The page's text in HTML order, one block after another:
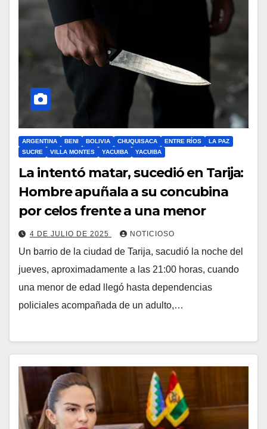
ARGENTINA BENI BOLIVIA CHUQUISACA ENTRE RÍOS
LA PAZ
SUCRE
VILLA MONTES YACUIBA YACUIBA
La intentó matar, sucedió en Tarija:
Hombre apuñala a su concubina
por celos frente a una menor
4 DE JULIO DE 2025 NOTICIOSO
Un barrio de la ciudad de Tarija, sacudió la noche del
jueves, aproximadamente a las 21:00 horas, cuando
una menor de edad llegó hasta dependencias
policiales acompañada de un adulto,…